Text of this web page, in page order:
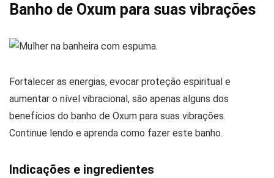
Banho de Oxum para suas vibrações
Fortalecer as energias, evocar proteção espiritual e
aumentar o nível vibracional, são apenas alguns dos
benefícios do banho de Oxum para suas vibrações.
Continue lendo e aprenda como fazer este banho.
Indicações e ingredientes